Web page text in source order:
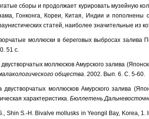
сборы и продолжает курировать музейную
Гонконга, Кореи, Китая, Индии и
статей, наиболее значительные из
моллюски в береговых выбросах
51 с.
моллюсков Амурского залива
общества. 2002. Вып. 6. С. 5-60.
двустворчатых моллюсков Амурского залива
характеристика.Бюллетень
Shin S.-H. Bivalve mollusks in Yeongil Bay, Korea,